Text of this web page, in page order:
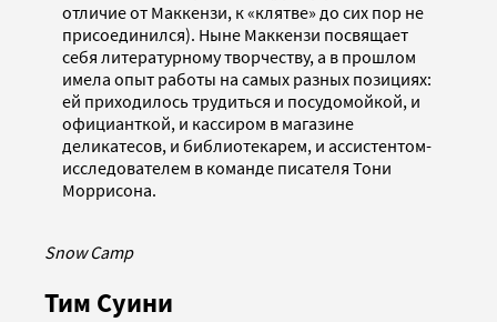
отличие от Маккензи, к «клятве» до сих пор не
присоединился). Ныне Маккензи посвящает
себя литературному творчеству, а в прошлом
имела опыт работы на самых разных позициях:
ей приходилось трудиться и посудомойкой, и
официанткой, и кассиром в магазине
деликатесов, и библиотекарем, и ассистентом-
исследователем в команде писателя Тони
Моррисона.
Snow Camp
Тим Суини